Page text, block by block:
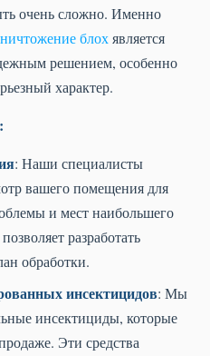
очень сложно. Именно
блохявляется
решением, особенно
характер.
: Наши специалисты
вашего помещения для
и мест наибольшего
разработать
обработки.
инсектицидов: Мы
инсектициды, которые
Эти средства